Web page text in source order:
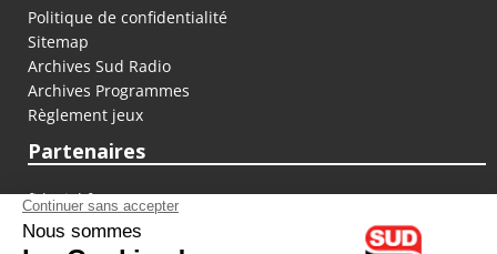
Politique de confidentialité
Sitemap
Archives Sud Radio
Archives Programmes
Règlement jeux
Partenaires
fiducial.fr
lyoncapitale.fr